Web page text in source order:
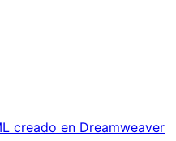
creado en Dreamweaver